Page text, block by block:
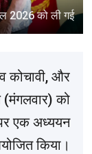
2026 को ली गई
कोचावी, और
को
एक अध्ययन
किया।